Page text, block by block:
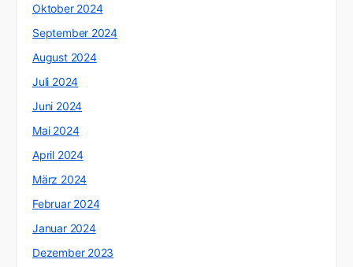
Oktober 2024
September 2024
August 2024
Juli 2024
Juni 2024
Mai 2024
April 2024
März 2024
Februar 2024
Januar 2024
Dezember 2023